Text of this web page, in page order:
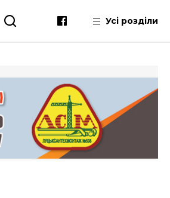
Усі розділи